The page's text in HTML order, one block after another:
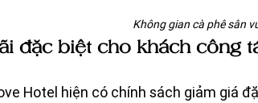
Không gian cà phê sân
đặc biệt cho khách công
Hotel hiện có chính sách giảm giá